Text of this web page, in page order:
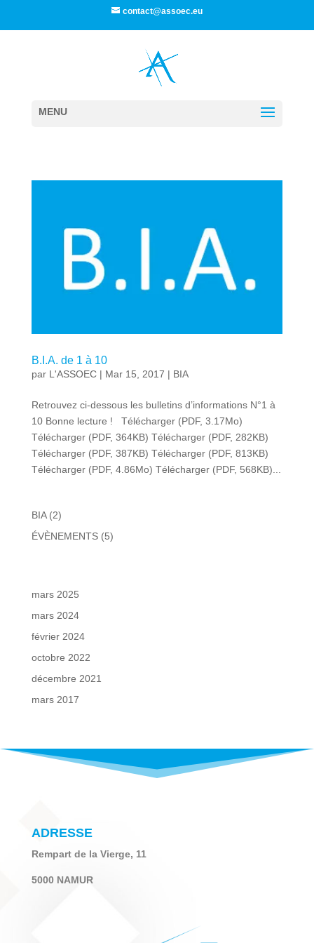
contact@assoec.eu
B.I.A. de 1 à 10
par L'ASSOEC| Mar 15, 2017 | BIA
Retrouvez ci-dessous les bulletins d’informations N°1 à
10 Bonne lecture ! Télécharger (PDF, 3.17Mo)
Télécharger (PDF, 364KB) Télécharger (PDF, 282KB)
Télécharger (PDF, 387KB) Télécharger (PDF, 813KB)
Télécharger (PDF, 4.86Mo) Télécharger (PDF, 568KB)...
BIA(2)
ÉVÈNEMENTS(5)
mars 2025
mars 2024
février 2024
octobre 2022
décembre 2021
mars 2017
ADRESSE
Rempart de la Vierge, 11
5000 NAMUR